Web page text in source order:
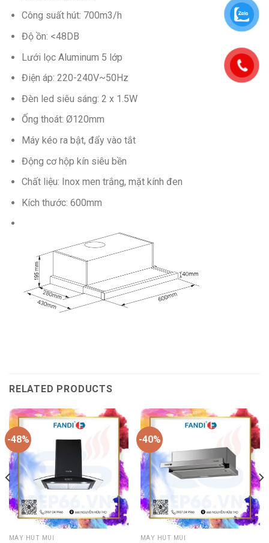
Công suất hút: 700m3/h
Độ ồn: <48DB
Lưới lọc Aluminum 5 lớp
Điện áp: 220-240V~50Hz
Đèn led siêu sáng: 2 x 1.5W
Ống thoát: Ø120mm
Máy kéo ra bật, đẩy vào tắt
Động cơ hộp kín siêu bền
Chất liệu: Inox men trắng, mặt kính đen
Kích thước: 600mm
RELATED PRODUCTS
-48%
MÁY HÚT MÙI
-40%
MÁY HÚT MÙI